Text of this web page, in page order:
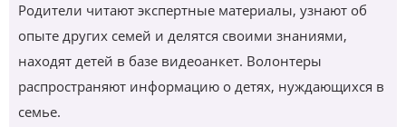
Родители читают экспертные материалы, узнают об
опыте других семей и делятся своими знаниями,
находят детей в базе видеоанкет. Волонтеры
распространяют информацию о детях, нуждающихся в
семье.